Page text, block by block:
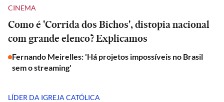
CINEMA
Como é 'Corrida dos Bichos', distopia nacional
com grande elenco? Explicamos
Fernando Meirelles: 'Há projetos impossíveis no Brasil
sem o streaming'
LÍDER DA IGREJA CATÓLICA